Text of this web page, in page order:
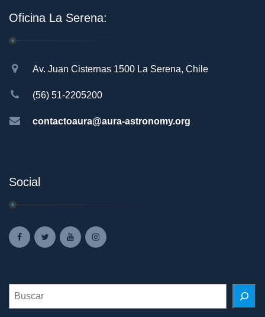
Oficina La Serena:
Av. Juan Cisternas 1500 La Serena, Chile
(56) 51-2205200
contactoaura@aura-astronomy.org
Social
Search